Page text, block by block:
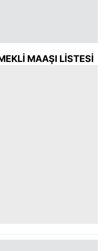
MAAŞI LİSTESİ